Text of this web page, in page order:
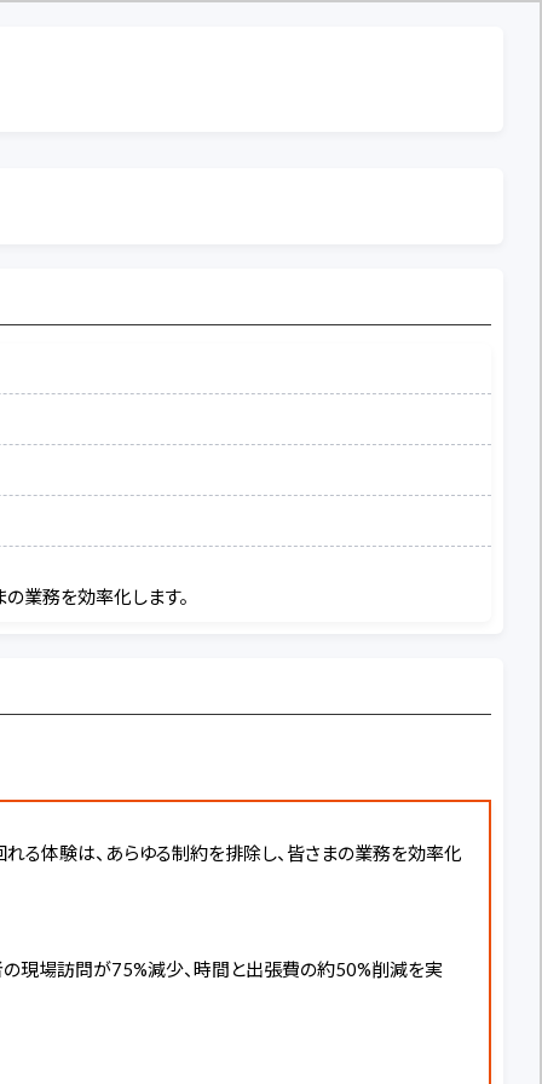
の業務を効率化します。
る体験は、あらゆる制約を排除し、皆さまの業務を効率化
現場訪問が75%減少、時間と出張費の約50%削減を実